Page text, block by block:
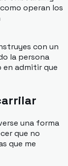
operan los
con un
la persona
en admitir que
una forma
que no
que me